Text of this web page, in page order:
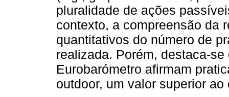
pluralidade de ações
contexto, a compreensão da
quantitativos do número de
realizada. Porém, destaca-
Eurobarómetro afirmam
outdoor, um valor superior